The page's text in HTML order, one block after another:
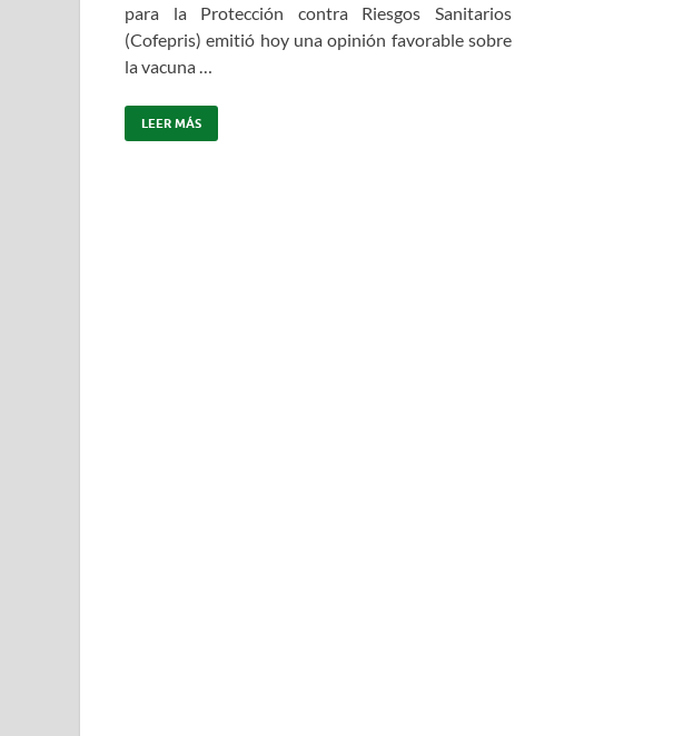
para la Protección contra Riesgos Sanitarios
(Cofepris) emitió hoy una opinión favorable sobre
la vacuna …
LEER MÁS